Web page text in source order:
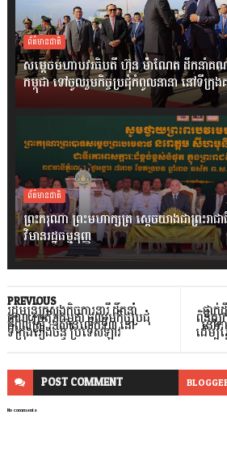
ព័ត៌មានជាតិ
សម្តេចមហាបវរធិបតី ហ៊ុន ម៉ាណែត ដឹកនាំគ
កម្ពុជា ទៅចូលរួមកិច្ចប្រជុំកំពូលនានា នៅទីក្
ព័ត៌មានជាតិ
ព្រះករុណា ព្រះមហាក្សត្រ ស្តេចយាងជាព្រះរា
វិមានរដ្ឋធម្មនុញ្ញ
ថ្នា
ពិនិត្យ
នៅអ
ដើម្បី
PREVIOUS
រដ្ឋមន្ដ្រីក្រសួងកិច្ចការនារី ដឹកនាំ
គណៈប្រតិភូកម្ពុជា ចូលរួមកិច្ចប្រជុំ
កំពូលស្រ្តី អាស៊ានលើកទី៣ នៅ
ទីក្រុងវៀងចន្ទ ប្រទេសឡាវ
POSTCOMMENT
No comments